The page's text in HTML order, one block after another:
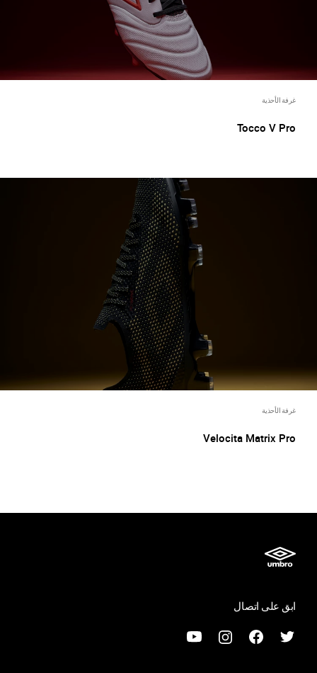
غرفة الأحذية
Tocco V Pro
غرفة الأحذية
Velocita Matrix Pro
ابق على اتصال